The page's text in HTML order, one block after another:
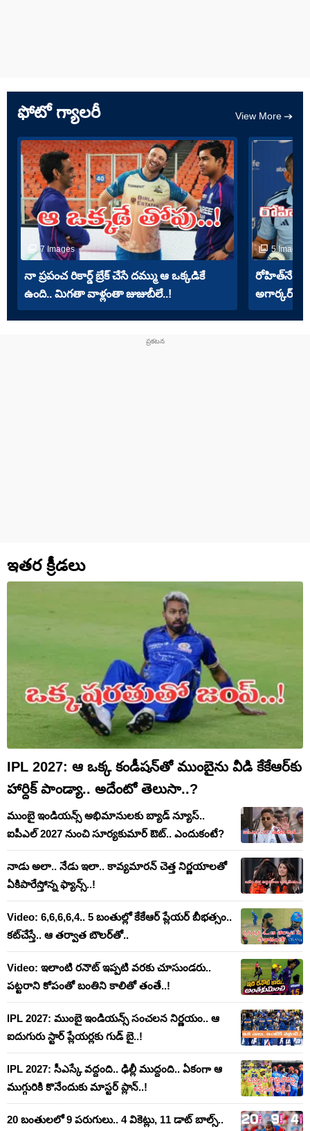
ఫోటో గ్యాలరీ View More
7 Images
నా ప్రపంచ రికార్డ్ బ్రేక్ చేసే దమ్ము ఆ ఒక్కడికే
ఉంది.. మిగతా వాళ్లంతా జుజుబీలే..!
5 Images
రోహిత్‌నే
అగార్కర్
బాస్‌గా
ఇతర క్రీడలు
IPL 2027: ఆ ఒక్క కండీషన్‌తో ముంబైను వీడి కేకేఆర్‌కు
హార్దిక్ పాండ్యా.. అదేంటో తెలుసా..?
ముంబై ఇండియన్స్ అభిమానులకు బ్యాడ్ న్యూస్..
ఐపీఎల్ 2027 నుంచి సూర్యకుమార్ ఔట్.. ఎందుకంటే?
నాడు అలా.. నేడు ఇలా.. కావ్యమారన్ చెత్త నిర్ణయాలతో
ఏకిపారేస్తోన్న ఫ్యాన్స్..!
Video: 6,6,6,6,4.. 5 బంతుల్లో కేకేఆర్ ప్లేయర్ బీభత్సం..
కట్‌చేస్తే.. ఆ తర్వాత బౌలర్‌తో..
Video: ఇలాంటి రనౌట్ ఇప్పటి వరకు చూసుండరు..
పట్టరాని కోపంతో బంతిని కాలితో తంతే..!
IPL 2027: ముంబై ఇండియన్స్ సంచలన నిర్ణయం.. ఆ
ఐదుగురు స్టార్ ప్లేయర్లకు గుడ్ బై..!
IPL 2027: సీఎస్కే వద్దంది.. ఢిల్లీ ముద్దంది.. ఏకంగా ఆ
ముగ్గురికి కొనేందుకు మాస్టర్ ప్లాన్..!
20 బంతులలో 9 పరుగులు.. 4 వికెట్లు, 11 డాట్ బాల్స్..